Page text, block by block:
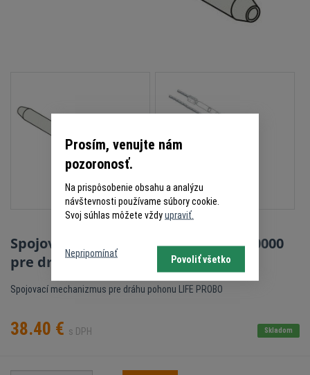
Spojovací mechanizmus LIFE 5RI1590000
pre dráhu pohonu PROBO
Spojovací mechanizmus pre dráhu pohonu LIFE PROBO
38.40 € s DPH Skladom
Prosím, venujte nám
pozoronosť.
Na prispôsobenie obsahu a analýzu
návštevnosti používame súbory cookie.
Svoj súhlas môžete vždyupraviť.
Nepripomínať
Povoliť všetko